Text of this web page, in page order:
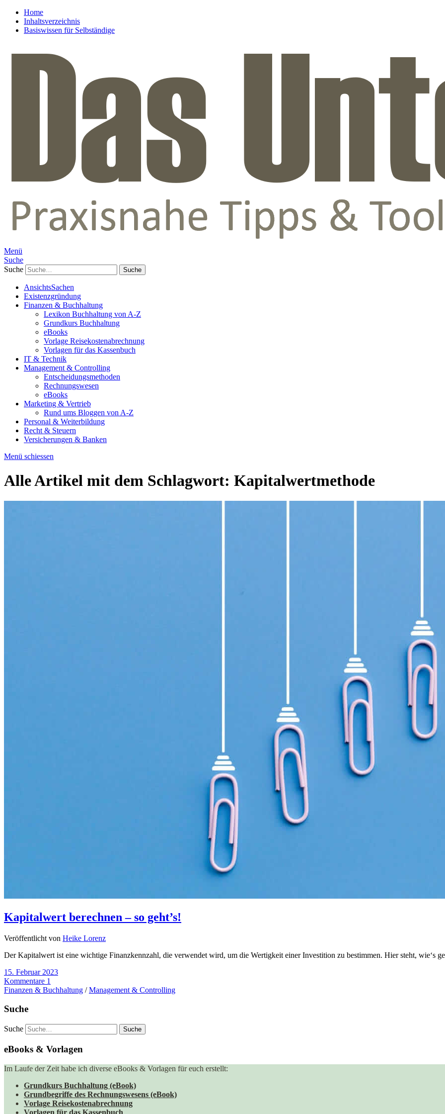
Home
Inhaltsverzeichnis
Basiswissen für Selbständige
Menü
Suche
Suche
AnsichtsSachen
Existenzgründung
Finanzen & Buchhaltung
Lexikon Buchhaltung von A-Z
Grundkurs Buchhaltung
eBooks
Vorlage Reisekostenabrechnung
Vorlagen für das Kassenbuch
IT & Technik
Management & Controlling
Entscheidungsmethoden
Rechnungswesen
eBooks
Marketing & Vertrieb
Rund ums Bloggen von A-Z
Personal & Weiterbildung
Recht & Steuern
Versicherungen & Banken
Menü schiessen
Alle Artikel mit dem Schlagwort: Kapitalwertmethode
Kapitalwert berechnen – so geht’s!
Veröffentlicht von Heike Lorenz
Der Kapitalwert ist eine wichtige Finanzkennzahl, die verwendet wird, um die Wertigkeit einer Investition zu bestimmen. Hier steht, wie‘s
15. Februar 2023
Kommentare 1
Finanzen & Buchhaltung /Management & Controlling
Suche
Suche
eBooks & Vorlagen
Im Laufe der Zeit habe ich diverse eBooks & Vorlagen für euch erstellt:
Grundkurs Buchhaltung (eBook)
Grundbegriffe des Rechnungswesens (eBook)
Vorlage Reisekostenabrechnung
Vorlagen für das Kassenbuch